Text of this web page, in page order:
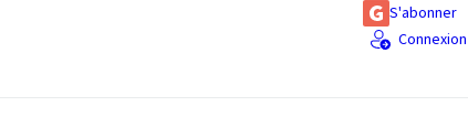
S'abonner
Connexion